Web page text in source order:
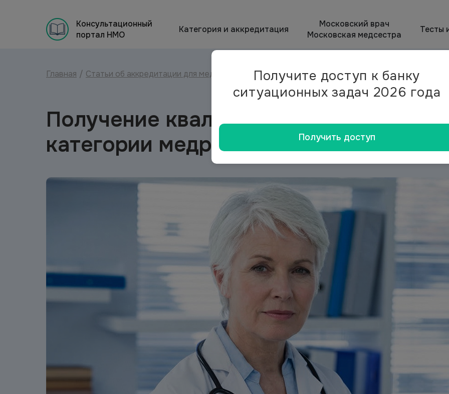
Консультационный
портал НМО
Категория и аккредитация
Московский врач
Московская медсестра
Тесты
Главная / Статьи об аккредитации для медицинских работников в Консультационном портале НМО
Получение квалификационной
категории медработников в 2026 году
Получите доступ к банку
ситуационных задач 2026 года
Получить доступ